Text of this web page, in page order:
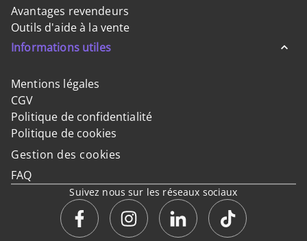
Avantages revendeurs
Outils d'aide à la vente
Informations utiles
Mentions légales
CGV
Politique de confidentialité
Politique de cookies
Gestion des cookies
FAQ
Suivez nous sur les réseaux sociaux